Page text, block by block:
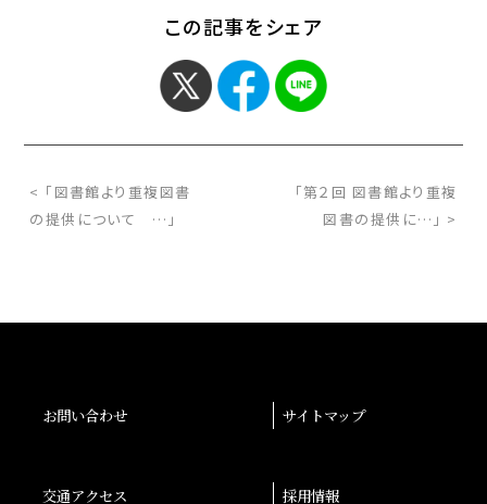
この記事をシェア
< 「図書館より重複図書
の提供について …」
「第２回 図書館より重複
図書の提供に…」 >
お問い合わせ サイトマップ
交通アクセス 採用情報